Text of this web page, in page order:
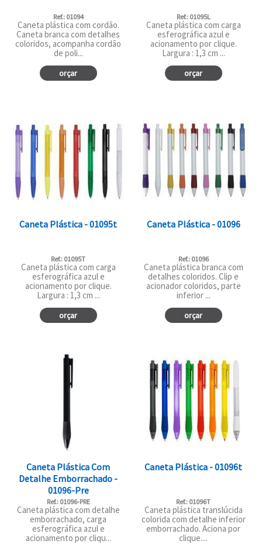
Ref.: 01094
Caneta plástica com cordão.
Caneta branca com detalhes
coloridos, acompanha cordão
de poli...
orçar
Ref.: 01095L
Caneta plástica com carga
esferográfica azul e
acionamento por clique.
Largura : 1,3 cm ...
orçar
Caneta Plástica - 01095t
Ref.: 01095T
Caneta plástica com carga
esferográfica azul e
acionamento por clique.
Largura : 1,3 cm ...
orçar
Caneta Plástica - 01096
Ref.: 01096
Caneta plástica branca com
detalhes coloridos. Clip e
acionador coloridos, parte
inferior ...
orçar
Caneta Plástica Com
Detalhe Emborrachado -
01096-Pre
Ref.: 01096-PRE
Caneta plástica com detalhe
emborrachado, carga
esferográfica azul e
acionamento por cliqu...
Caneta Plástica - 01096t
Ref.: 01096T
Caneta plástica translúcida
colorida com detalhe inferior
emborrachado. Aciona por
clique....